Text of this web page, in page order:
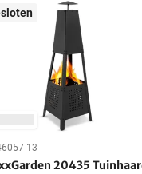
13
20435